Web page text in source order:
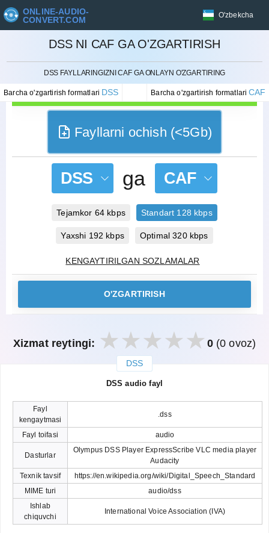
ONLINE-AUDIO-
CONVERT.COM
O'zbekcha
DSS NI CAF GA O'ZGARTIRISH
DSS FAYLLARINGIZNI CAF GA ONLAYN O'ZGARTIRING
Barcha o'zgartirish formatlari DSS Barcha o'zgartirish formatlariCAF
BEKOR QILISH
Fayllarni ochish (<5Gb)
DSS ga CAF
Tejamkor 64 kbps Standart 128 kbps
Yaxshi 192 kbps Optimal 320 kbps
KENGAYTIRILGAN SOZLAMALAR
O'ZGARTIRISH
Xizmat reytingi: 0(0 ovoz)
DSS
DSS audio fayl
Fayl
kengaytmasi
.dss
Fayl toifasi audio
Dasturlar
Olympus DSS Player ExpressScribe VLC media player
Audacity
Texnik tavsif
https://en.wikipedia.org/wiki/Digital_Speech_Standard
MIME turi
audio/dss
Ishlab
chiquvchi
International Voice Association (IVA)